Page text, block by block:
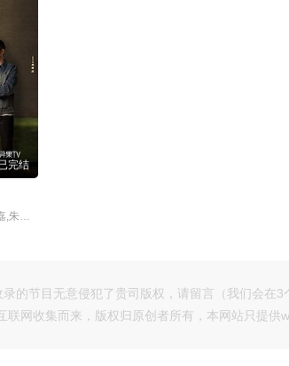
完结
檀健次,金世佳,陆妍淇,张柏嘉,朱嘉琦,金丰,秦海璐,房子斌,武笑羽,刘美彤
录的节目无意侵犯了贵司版权，请留言（我们会在3
联网收集而来，版权归原创者所有，本网站只提